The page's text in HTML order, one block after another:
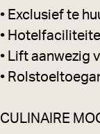
e
r
a
a
d
• Exclusief te
•
• Lift aanwezig
•
CULINAIRE